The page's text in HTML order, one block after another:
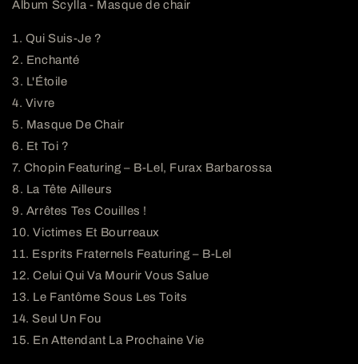
Album Scylla - Masque de chair
1. Qui Suis-Je ?
2. Enchanté
3. L'Étoile
4. Vivre
5. Masque De Chair
6. Et Toi ?
7. Chopin Featuring – B-Lel, Furax Barbarossa
8. La Tête Ailleurs
9. Arrêtes Tes Couilles !
10. Victimes Et Bourreaux
11. Esprits Fraternels Featuring – B-Lel
12. Celui Qui Va Mourir Vous Salue
13. Le Fantôme Sous Les Toits
14. Seul Un Fou
15. En Attendant La Prochaine Vie